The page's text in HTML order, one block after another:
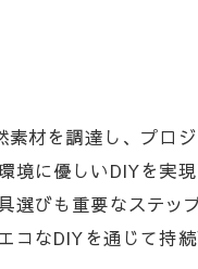
材を調達し、プロ
境に優しいDIYを実
選びも重要なステッ
コなDIYを通じて持